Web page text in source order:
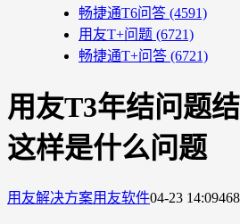
畅捷通T6问答 (4591)
用友T+问题 (6721)
畅捷通T+问答 (6721)
用友T3年结问题
这样是什么问题
用友解决方案用友软件04-23 14:09468